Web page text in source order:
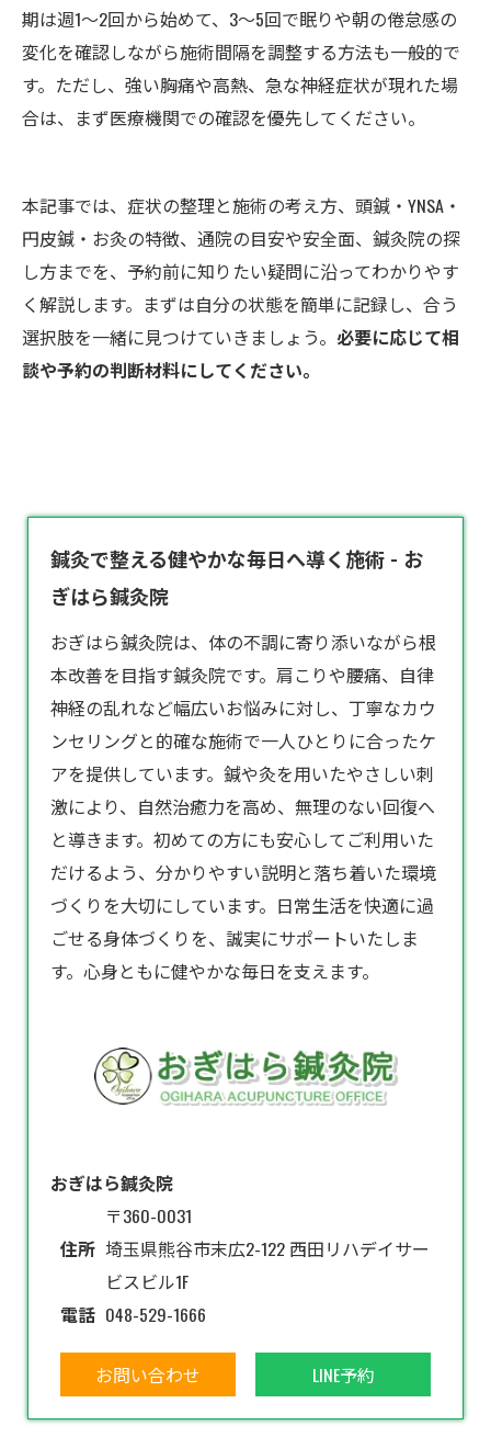
期は週1〜2回から始めて、3〜5回で眠りや朝の倦怠感の
変化を確認しながら施術間隔を調整する方法も一般的で
す。ただし、強い胸痛や高熱、急な神経症状が現れた場
合は、まず医療機関での確認を優先してください。
本記事では、症状の整理と施術の考え方、頭鍼・YNSA・
円皮鍼・お灸の特徴、通院の目安や安全面、鍼灸院の探
し方までを、予約前に知りたい疑問に沿ってわかりやす
く解説します。まずは自分の状態を簡単に記録し、合う
選択肢を一緒に見つけていきましょう。 必要に応じて相
談や予約の判断材料にしてください。
鍼灸で整える健やかな毎日へ導く施術 - お
ぎはら鍼灸院
おぎはら鍼灸院は、体の不調に寄り添いながら根
本改善を目指す鍼灸院です。肩こりや腰痛、自律
神経の乱れなど幅広いお悩みに対し、丁寧なカウ
ンセリングと的確な施術で一人ひとりに合ったケ
アを提供しています。鍼や灸を用いたやさしい刺
激により、自然治癒力を高め、無理のない回復へ
と導きます。初めての方にも安心してご利用いた
だけるよう、分かりやすい説明と落ち着いた環境
づくりを大切にしています。日常生活を快適に過
ごせる身体づくりを、誠実にサポートいたしま
す。心身ともに健やかな毎日を支えます。
おぎはら鍼灸院
住所
〒360-0031
埼玉県熊谷市末広2-122 西田リハデイサー
ビスビル1F
電話 048-529-1666
お問い合わせ LINE予約